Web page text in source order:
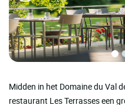
Midden in het Domaine du Val
restaurant Les Terrasses een